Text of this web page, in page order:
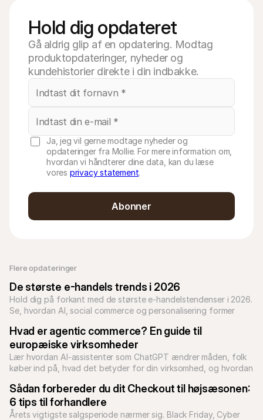
Flere opdateringer
De største e-handels trends i 2026
Hold dig på forkant med de største e-handels­tendenser i 2026.
Se, hvordan AI, social commerce og personalisering former
Hvad er agentic commerce? En guide til
europæiske virksomheder
Lær hvordan AI-assistenter som ChatGPT ændrer måden, folk
køber ind på, hvad det betyder for din virksomhed, og hvordan
Sådan forbereder du dit Checkout til højsæsonen:
6 tips til forhandlere
Årets vigtigste salgsperiode nærmer sig. Black Friday, Cyber
Hold dig opdateret
Gå aldrig glip af en opdatering. Modtag
produktopdateringer, nyheder og
kundehistorier direkte i din indbakke.
Ja, jeg vil gerne modtage nyheder og
opdateringer fra Mollie. For mere information om,
hvordan vi håndterer dine data, kan du læse
vores privacy statement.
Abonner